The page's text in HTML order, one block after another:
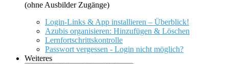
(ohne Ausbilder Zugänge)
Login-Links & App installieren – Überblick!
Azubis organisieren: Hinzufügen & Löschen
Lernfortschrittskontrolle
Passwort vergessen - Login nicht möglich?
Weiteres